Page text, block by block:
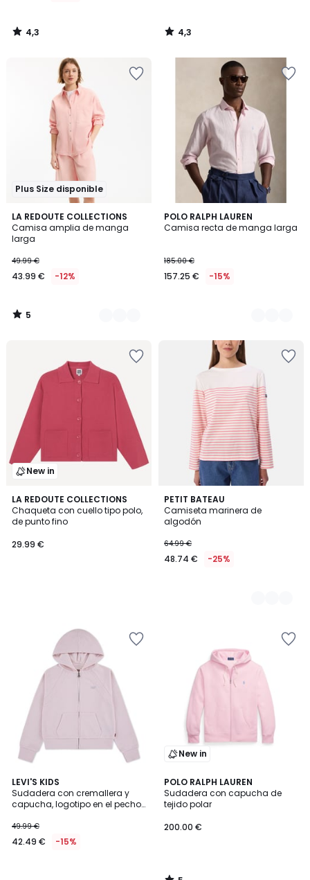
4,3
/
4,3
/
Plus Size disponible
LA REDOUTE COLLECTIONS
Camisa amplia de manga
larga
49.99 €
43.99 € -12%
5
/
5
2
Colores
5
/
POLO RALPH LAUREN
Camisa recta de manga larga
185.00 €
157.25 € -15%
2
Colores
New in
LA REDOUTE COLLECTIONS
Chaqueta con cuello tipo polo,
de punto fino
29.99 €
PETIT BATEAU
Camiseta marinera de
algodón
64.99 €
48.74 € -25%
2
Colores
LEVI'S KIDS
Sudadera con cremallera y
capucha, logotipo en el pecho,
49.99 €
42.49 € -15%
New in
POLO RALPH LAUREN
Sudadera con capucha de
tejido polar
200.00 €
5
/
5